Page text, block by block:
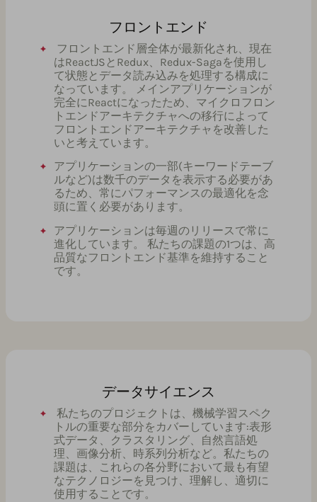
フロントエンド
フロントエンド層全体が最新化され、現在
はReactJSとRedux、Redux-Sagaを使用し
て状態とデータ読み込みを処理する構成に
なっています。 メインアプリケーションが
完全にReactになったため、マイクロフロン
トエンドアーキテクチャへの移行によって
フロントエンドアーキテクチャを改善した
いと考えています。
アプリケーションの一部(キーワードテーブ
ルなど)は数千のデータを表示する必要があ
るため、常にパフォーマンスの最適化を念
頭に置く必要があります。
アプリケーションは毎週のリリースで常に
進化しています。 私たちの課題の1つは、高
品質なフロントエンド基準を維持すること
です。
データサイエンス
私たちのプロジェクトは、機械学習スペク
トルの重要な部分をカバーしています:表形
式データ、クラスタリング、自然言語処
理、画像分析、時系列分析など。私たちの
課題は、これらの各分野において最も有望
なテクノロジーを見つけ、理解し、適切に
使用することです。